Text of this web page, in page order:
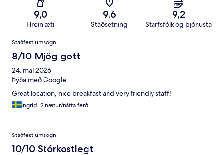
9,0
Hreinlæti
9,6
Staðsetning
9,2
Starfsfólk og þjónusta
Umsagnir
Staðfest umsögn
8/10 Mjög gott
24. maí 2026
Þýða með Google
Great location, nice breakfast and very friendly staff!
Ingrid, 2 nætur/nátta ferð
Staðfest umsögn
10/10 Stórkostlegt